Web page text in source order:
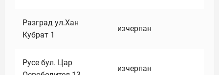
Разград ул.Хан
Кубрат 1
изчерпан
Русе бул. Цар
изчерпан